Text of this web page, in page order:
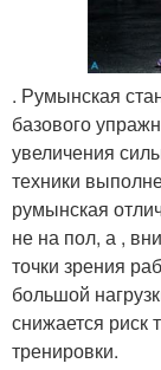
. Румынская
базового
увеличения
техники
румынская
не на пол, а ,
точки зрения
большой
снижается риск
тренировки.